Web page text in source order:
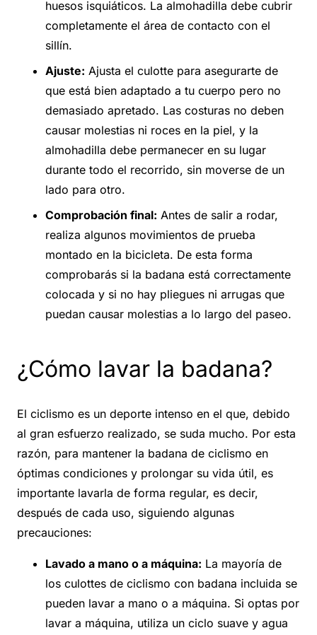
huesos isquiáticos. La almohadilla debe cubrir
completamente el área de contacto con el
sillín.
Ajuste: Ajusta el culotte para asegurarte de
que está bien adaptado a tu cuerpo pero no
demasiado apretado. Las costuras no deben
causar molestias ni roces en la piel, y la
almohadilla debe permanecer en su lugar
durante todo el recorrido, sin moverse de un
lado para otro.
Comprobación final: Antes de salir a rodar,
realiza algunos movimientos de prueba
montado en la bicicleta. De esta forma
comprobarás si la badana está correctamente
colocada y si no hay pliegues ni arrugas que
puedan causar molestias a lo largo del paseo.
¿Cómo lavar la badana?
El ciclismo es un deporte intenso en el que, debido
al gran esfuerzo realizado, se suda mucho. Por esta
razón, para mantener la badana de ciclismo en
óptimas condiciones y prolongar su vida útil, es
importante lavarla de forma regular, es decir,
después de cada uso, siguiendo algunas
precauciones:
Lavado a mano o a máquina: La mayoría de
los culottes de ciclismo con badana incluida se
pueden lavar a mano o a máquina. Si optas por
lavar a máquina, utiliza un ciclo suave y agua